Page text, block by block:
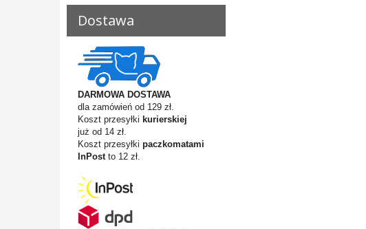
Dostawa
DARMOWA DOSTAWA
dla zamówień od 129 zł.
Koszt przesyłki kurierskiej
już od 14 zł.
Koszt przesyłki paczkomatami
InPostto 12 zł.